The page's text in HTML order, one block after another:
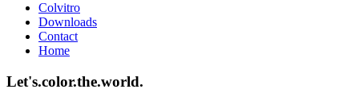
Colvitro
Downloads
Contact
Home
Let's.color.the.world.